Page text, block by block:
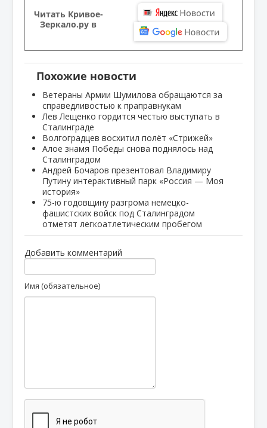
Читать Кривое-
Зеркало.ру в
Похожие новости
Ветераны Армии Шумилова обращаются за
справедливостью к праправнукам
Лев Лещенко гордится честью выступать в
Сталинграде
Волгоградцев восхитил полёт «Стрижей»
Алое знамя Победы снова поднялось над
Сталинградом
Андрей Бочаров презентовал Владимиру
Путину интерактивный парк «Россия — Моя
история»
75-ю годовщину разгрома немецко-
фашистских войск под Сталинградом
отметят легкоатлетическим пробегом
Добавить комментарий
Имя (обязательное)